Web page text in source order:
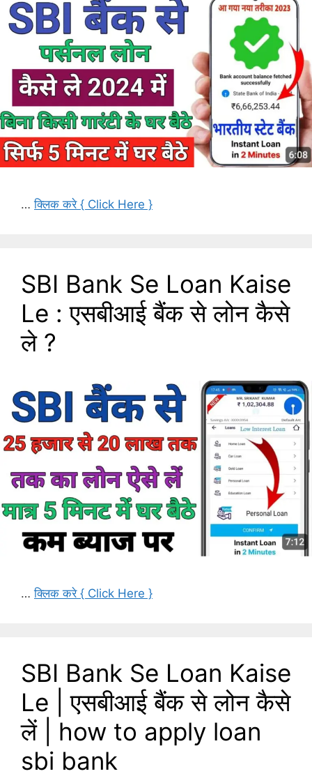
…क्लिक करे { Click Here }
SBI Bank Se Loan Kaise
Le : एसबीआई बैंक से लोन कैसे
ले ?
…क्लिक करे { Click Here }
SBI Bank Se Loan Kaise
Le | एसबीआई बैंक से लोन कैसे
लें | how to apply loan
sbi bank